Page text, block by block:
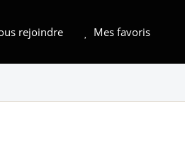
rejoindre Mes favoris